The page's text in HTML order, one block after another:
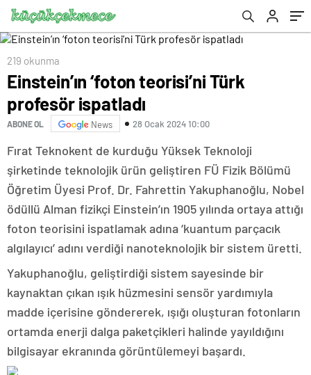
219 okunma
Einstein’ın ‘foton teorisi’ni Türk
profesör ispatladı
ABONE OL News 28 Ocak 2024 10:00
Fırat Teknokent de kurduğu Yüksek Teknoloji
şirketinde teknolojik ürün geliştiren FÜ Fizik Bölümü
Öğretim Üyesi Prof. Dr. Fahrettin Yakuphanoğlu, Nobel
ödüllü Alman fizikçi Einstein’ın 1905 yılında ortaya attığı
foton teorisini ispatlamak adına ‘kuantum parçacık
algılayıcı’ adını verdiği nanoteknolojik bir sistem üretti.
Yakuphanoğlu, geliştirdiği sistem sayesinde bir
kaynaktan çıkan ışık hüzmesini sensör yardımıyla
madde içerisine göndererek, ışığı oluşturan fotonların
ortamda enerji dalga paketçikleri halinde yayıldığını
bilgisayar ekranında görüntülemeyi başardı.